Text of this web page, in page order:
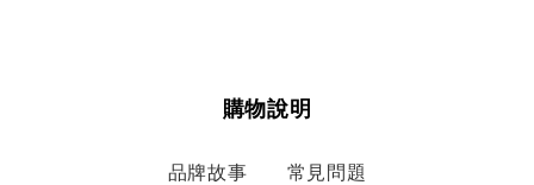
購物說明
品牌故事 常見問題